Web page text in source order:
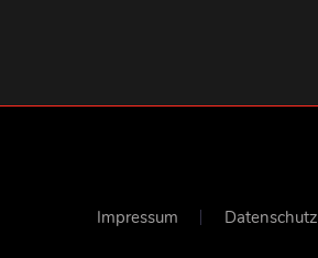
Impressum Datenschutz